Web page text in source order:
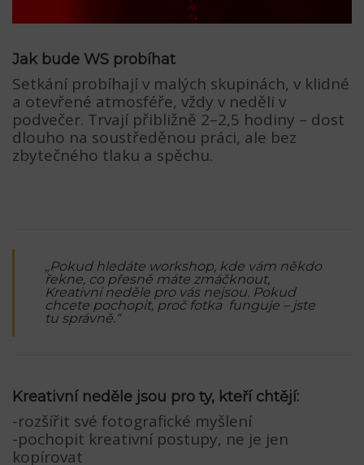
Jak bude WS probíhat
Setkání probíhají v malých skupinách, v klidné
a otevřené atmosféře, vždy v neděli v
podvečer. Trvají přibližně 2–2,5 hodiny – dost
dlouho na soustředěnou práci, ale bez
zbytečného tlaku a spěchu.
„Pokud hledáte workshop, kde vám někdo
řekne, co přesně máte zmáčknout,
Kreativní neděle pro vás nejsou. Pokud
chcete pochopit, proč fotka funguje – jste
tu správně.“
Kreativní neděle jsou pro ty, kteří chtějí:
-rozšířit své fotografické myšlení
-pochopit kreativní postupy, ne je jen
kopírovat